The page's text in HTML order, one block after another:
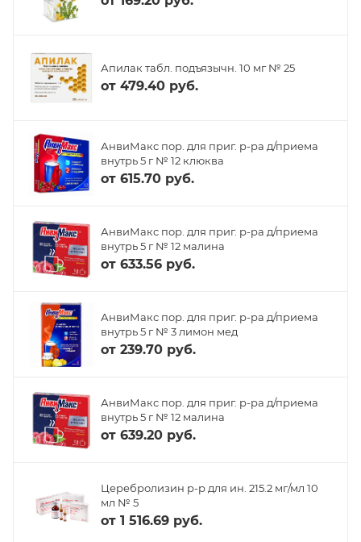
Апилак табл. подъязычн. 10 мг № 25
от 479.40 руб.
АнвиМакс пор. для приг. р-ра д/приема
внутрь 5 г № 12 клюква
от 615.70 руб.
АнвиМакс пор. для приг. р-ра д/приема
внутрь 5 г № 12 малина
от 633.56 руб.
АнвиМакс пор. для приг. р-ра д/приема
внутрь 5 г № 3 лимон мед
от 239.70 руб.
АнвиМакс пор. для приг. р-ра д/приема
внутрь 5 г № 12 малина
от 639.20 руб.
Церебролизин р-р для ин. 215.2 мг/мл 10
мл № 5
от 1 516.69 руб.